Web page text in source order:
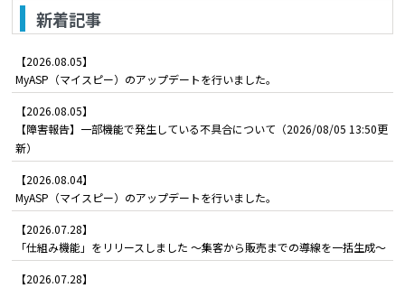
新着記事
【2026.08.05】
MyASP（マイスピー）のアップデートを行いました。
【2026.08.05】
【障害報告】一部機能で発生している不具合について（2026/08/05 13:50更
新）
【2026.08.04】
MyASP（マイスピー）のアップデートを行いました。
【2026.07.28】
「仕組み機能」をリリースしました ～集客から販売までの導線を一括生成～
【2026.07.28】